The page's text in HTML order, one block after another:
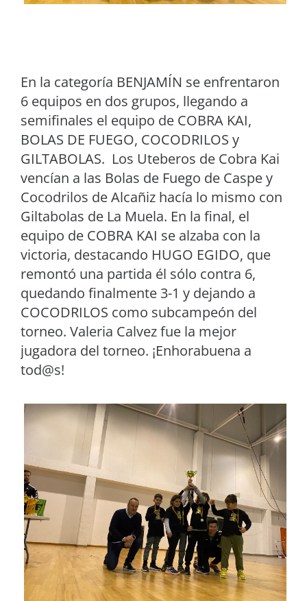
En la categoría BENJAMÍN se enfrentaron
6 equipos en dos grupos, llegando a
semifinales el equipo de COBRA KAI,
BOLAS DE FUEGO, COCODRILOS y
GILTABOLAS. Los Uteberos de Cobra Kai
vencían a las Bolas de Fuego de Caspe y
Cocodrilos de Alcañiz hacía lo mismo con
Giltabolas de La Muela. En la final, el
equipo de COBRA KAI se alzaba con la
victoria, destacando HUGO EGIDO, que
remontó una partida él sólo contra 6,
quedando finalmente 3-1 y dejando a
COCODRILOS como subcampeón del
torneo. Valeria Calvez fue la mejor
jugadora del torneo. ¡Enhorabuena a
tod@s!